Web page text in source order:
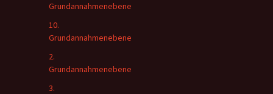
Grundannahmenebene
10.
Grundannahmenebene
2.
Grundannahmenebene
3.